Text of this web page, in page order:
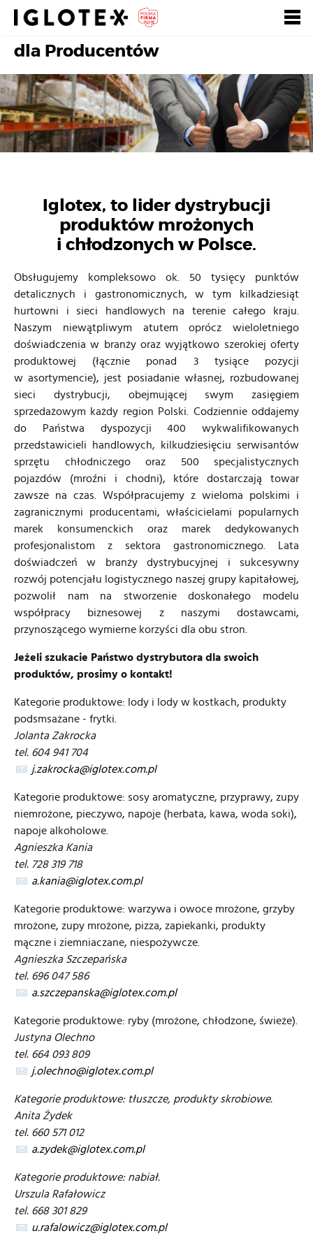
Polski
Search
Наши бренды HoReCa
dla Producentów
Iglotex, to lider dystrybucji
produktów mrożonych
i chłodzonych w Polsce.
Obsługujemy kompleksowo ok. 50 tysięcy punktów
detalicznych i gastronomicznych, w tym kilkadziesiąt
hurtowni i sieci handlowych na terenie całego kraju.
Naszym niewątpliwym atutem oprócz wieloletniego
doświadczenia w branży oraz wyjątkowo szerokiej oferty
produktowej (łącznie ponad 3 tysiące pozycji
w asortymencie), jest posiadanie własnej, rozbudowanej
sieci dystrybucji, obejmującej swym zasięgiem
sprzedażowym każdy region Polski. Codziennie oddajemy
do Państwa dyspozycji 400 wykwalifikowanych
przedstawicieli handlowych, kilkudziesięciu serwisantów
sprzętu chłodniczego oraz 500 specjalistycznych
pojazdów (mroźni i chodni), które dostarczają towar
zawsze na czas. Współpracujemy z wieloma polskimi i
zagranicznymi producentami, właścicielami popularnych
marek konsumenckich oraz marek dedykowanych
profesjonalistom z sektora gastronomicznego. Lata
doświadczeń w branży dystrybucyjnej i sukcesywny
rozwój potencjału logistycznego naszej grupy kapitałowej,
pozwolił nam na stworzenie doskonałego modelu
współpracy biznesowej z naszymi dostawcami,
przynoszącego wymierne korzyści dla obu stron.
Jeżeli szukacie Państwo dystrybutora dla swoich
produktów, prosimy o kontakt!
Kategorie produktowe: lody i lody w kostkach, produkty
podsmsażane - frytki.
Jolanta Zakrocka
tel. 604 941 704
j.zakrocka@iglotex.com.pl
Kategorie produktowe: sosy aromatyczne, przyprawy, zupy
niemrożone, pieczywo, napoje (herbata, kawa, woda soki),
napoje alkoholowe.
Agnieszka Kania
tel. 728 319 718
a.kania@iglotex.com.pl
Kategorie produktowe: warzywa i owoce mrożone, grzyby
mrożone, zupy mrożone, pizza, zapiekanki, produkty
mączne i ziemniaczane, niespożywcze.
Agnieszka Szczepańska
tel. 696 047 586
a.szczepanska@iglotex.com.pl
Kategorie produktowe: ryby (mrożone, chłodzone, świeże).
Justyna Olechno
tel. 664 093 809
j.olechno@iglotex.com.pl
Kategorie produktowe: tłuszcze, produkty skrobiowe.
Anita Żydek
tel. 660 571 012
a.zydek@iglotex.com.pl
Kategorie produktowe: nabiał.
Urszula Rafałowicz
tel. 668 301 829
u.rafalowicz@iglotex.com.pl